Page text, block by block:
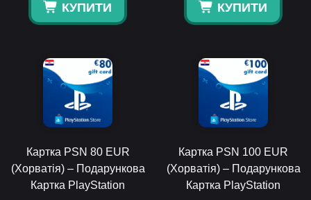
КУПИТИ КУПИТИ
Картка PSN 80 EUR
(Хорватія) – Подарункова
Картка PlayStation
Картка PSN 100 EUR
(Хорватія) – Подарункова
Картка PlayStation